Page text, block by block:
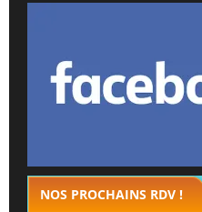
NOS PROCHAINS RDV !